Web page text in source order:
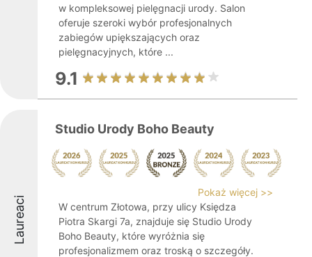
w kompleksowej pielęgnacji urody. Salon
oferuje szeroki wybór profesjonalnych
zabiegów upiększających oraz
pielęgnacyjnych, które ...
9.1
Laureaci
Studio Urody Boho Beauty
Pokaż więcej >>
W centrum Złotowa, przy ulicy Księdza
Piotra Skargi 7a, znajduje się Studio Urody
Boho Beauty, które wyróżnia się
profesjonalizmem oraz troską o szczegóły.